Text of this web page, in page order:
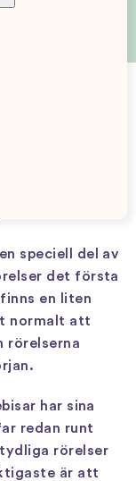
– så
speciell del av
det första
en liten
normalt att
rörelserna
har sina
redan runt
rörelser
är att